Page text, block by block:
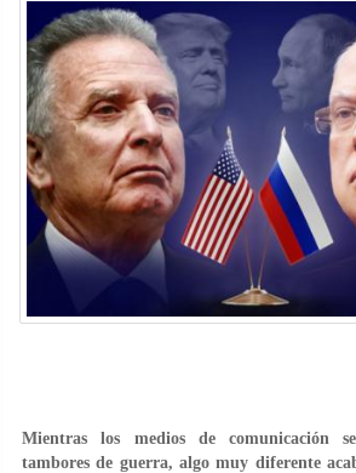
Mientras los medios de comunicación
tambores de guerra, algo muy diferente